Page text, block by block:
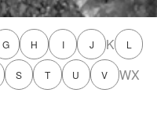
G H I J K L
S T U V WX